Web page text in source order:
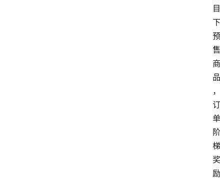
目
下
预
售
商
品
，
订
单
阶
梯
奖
励